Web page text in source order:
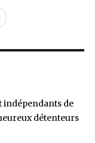
E-
indépendants de
détenteurs